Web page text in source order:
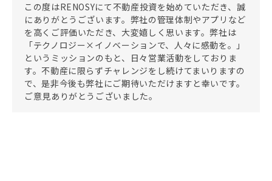
この度はRENOSYにて不動産投資を始めていただき、誠
にありがとうございます。弊社の管理体制やアプリなど
を高くご評価いただき、大変嬉しく思います。弊社は
「テクノロジー×イノベーションで、人々に感動を。」
というミッションのもと、日々営業活動をしておりま
す。不動産に限らずチャレンジをし続けてまいりますの
で、是非今後も弊社にご期待いただけますと幸いです。
ご意見ありがとうございました。